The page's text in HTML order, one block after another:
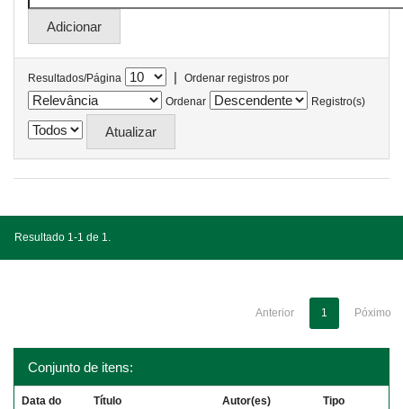
Resultados/Página |
Ordenar registros por
Ordenar
Registro(s)
Resultado 1-1 de 1.
Anterior 1 Póximo
Conjunto de itens:
Data do
Título Autor(es) Tipo